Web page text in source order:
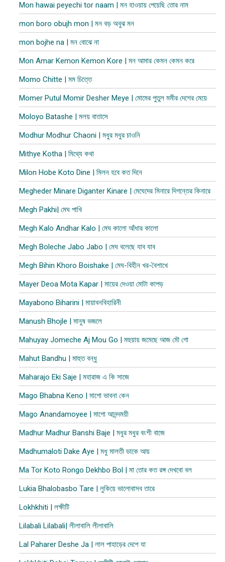
Mon hawai peyechi tor naam | মন হাওয়ায় পেয়েছি তোর নাম
mon boro obujh mon | মন বড় অবুঝ মন
mon bojhe na | মন বোঝে না
Mon Amar Kemon Kemon Kore | মন আমার কেমন কেমন করে
Momo Chitte | মম চিত্তে
Momer Putul Momir Desher Meye | মোমের পুতুল মমীর দেশের মেয়ে
Moloyo Batashe | মলয় বাতাসে
Modhur Modhur Chaoni | মধুর মধুর চাওনি
Mithye Kotha | মিথ্যে কথা
Milon Hobe Koto Dine | মিলন হবে কত দিনে
Megheder Minare Diganter Kinare | মেঘেদের মিনারে দিগন্তের কিনারে
Megh Pakhi| মেঘ পাখি
Megh Kalo Andhar Kalo | মেঘ কালো আঁধার কালো
Megh Boleche Jabo Jabo | মেঘ বলেছে যাব যাব
Megh Bihin Khoro Boishake | মেঘ-বিহীন খর-বৈশাখে
Mayer Deoa Mota Kapar | মায়ের দেওয়া মোটা কাপ​ড়
Mayabono Biharini | মায়াবনবিহারিনী
Manush Bhojle | মানুষ ভজলে
Mahuyay Jomeche Aj Mou Go | মহুয়ায় জমেছে আজ মৌ গো
Mahut Bandhu | মাহুত বন্ধু
Maharajo Eki Saje | মহারাজ এ কি সাজে
Mago Bhabna Keno | মাগো ভাবনা কেন
Mago Anandamoyee | মাগো আনন্দময়ী
Madhur Madhur Banshi Baje | মধুর মধুর বংশী বাজে
Madhumaloti Dake Aye | মধু মালতী ডাকে আয়
Ma Tor Koto Rongo Dekhbo Bol | মা তোর কত রঙ্গ দেখবো বল
Lukia Bhalobasbo Tare | লুকিয়ে ভালোবাসব তারে
Lokhkhiti | লক্ষীটি
Lilabali Lilabali| লীলাবালি লীলাবালি
Lal Paharer Deshe Ja | লাল পাহাড়ের দেশে যা